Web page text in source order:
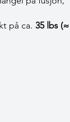
på ca. 35 lbs (≈